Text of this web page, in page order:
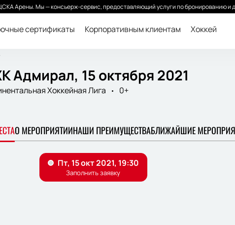
Арены. Мы — консьерж-сервис, предоставляющий услуги по бронированию и
сертификаты Корпоративным клиентам Хоккей
Адмирал, 15 октября 2021
Хоккейная Лига
0+
О МЕРОПРИЯТИИНАШИ ПРЕИМУЩЕСТВАБЛИЖАЙШИЕ